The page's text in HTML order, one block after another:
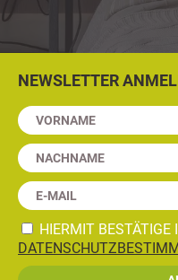
NEWSLETTER
HIERMIT BESTÄTIGE